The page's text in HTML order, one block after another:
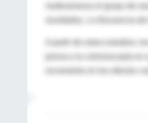
multivarianza el grupo de
resultados. La frecuencia
A partir de estos estudios,
previa a la colonoscopía